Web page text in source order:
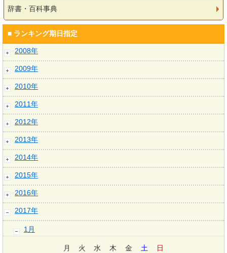
辞書・百科事典
■ ランキング期日指定
2008年
2009年
2010年
2011年
2012年
2013年
2014年
2015年
2016年
2017年
1月
月 火 水 木 金 土 日